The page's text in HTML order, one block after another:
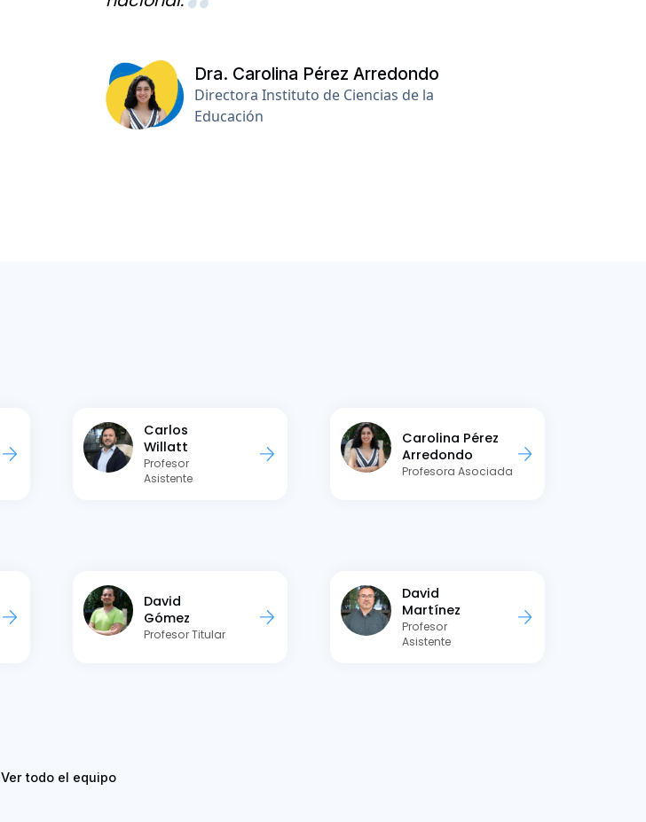
Dra. Carolina Pérez Arredondo
Directora Instituto de Ciencias de la
Educación
Carlos
Willatt
Profesor
Asistente
Carolina Pérez
Arredondo
Profesora Asociada
David
Gómez
Profesor Titular
David
Martínez
Profesor
Asistente
Ver todo el equipo